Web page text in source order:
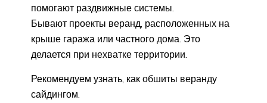
помогают раздвижные системы.
Бывают проекты веранд, расположенных на
крыше гаража или частного дома. Это
делается при нехватке территории.
Рекомендуем узнать, как обшиты веранду
сайдингом.